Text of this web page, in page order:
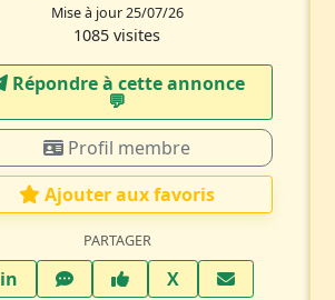
Mise à jour 25/07/26
1085 visites
Répondre à cette annonce
💬​
Profil membre
Ajouter aux favoris
PARTAGER
inLinkedInWhatsAppFacebook
XTwitter X